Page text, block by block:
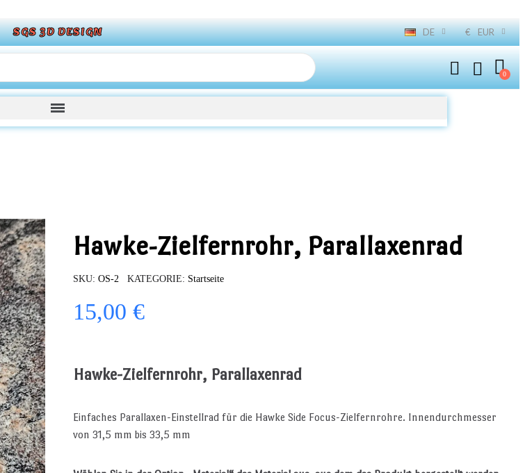
SGS 3D DESIGN DE € EUR
Hawke-Zielfernrohr, Parallaxenrad
SKU OS-2 KATEGORIE Startseite
15,00 €
Hawke-Zielfernrohr, Parallaxenrad
Einfaches Parallaxen-Einstellrad für die Hawke Side Focus-Zielfernrohre. Innendurchmesser
von 31,5 mm bis 33,5 mm